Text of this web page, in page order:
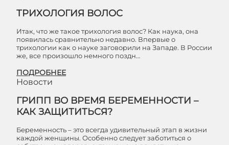
ТРИХОЛОГИЯ ВОЛОС
Итак, что же такое трихология волос? Как наука, она
появилась сравнительно недавно. Впервые о
трихологии как о науке заговорили на Западе. В России
же, все произошло немного поздн…
ПОДРОБНЕЕ
Новости
ГРИПП ВО ВРЕМЯ БЕРЕМЕННОСТИ –
КАК ЗАЩИТИТЬСЯ?
Беременность – это всегда удивительный этап в жизни
каждой женщины. Особенно следует заботиться о